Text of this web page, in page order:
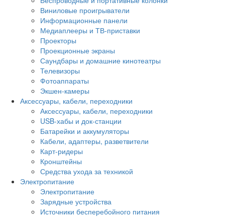
Виниловые проигрыватели
Информационные панели
Медиаплееры и ТВ-приставки
Проекторы
Проекционные экраны
Саундбары и домашние кинотеатры
Телевизоры
Фотоаппараты
Экшен-камеры
Аксессуары, кабели, переходники
Аксессуары, кабели, переходники
USB-хабы и док-станции
Батарейки и аккумуляторы
Кабели, адаптеры, разветвители
Карт-ридеры
Кронштейны
Средства ухода за техникой
Электропитание
Электропитание
Зарядные устройства
Источники бесперебойного питания